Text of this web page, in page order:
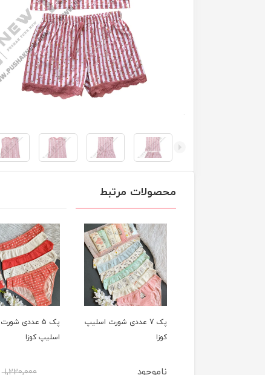
محصولات مرتبط
پک 7 عددی شورت اسلیپ
کوزا
ناموجود
پک 5 عددی شورت
اسلیپ کوزا
1,220,000